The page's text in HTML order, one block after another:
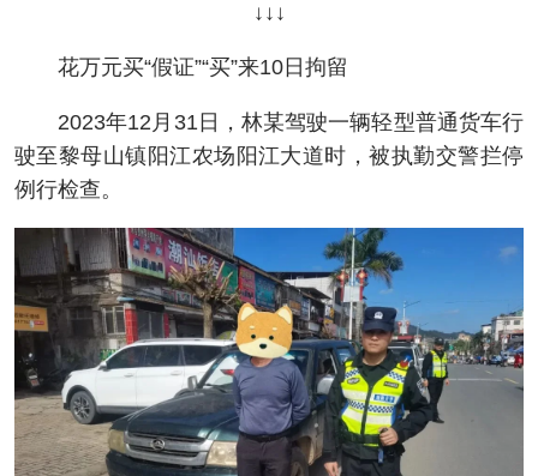
↓↓↓
花万元买“假证”“买”来10日拘留
2023年12月31日，林某驾驶一辆轻型普通货车行
驶至黎母山镇阳江农场阳江大道时，被执勤交警拦停
例行检查。